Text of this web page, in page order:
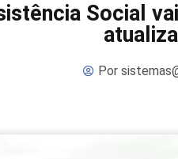
Social
Por